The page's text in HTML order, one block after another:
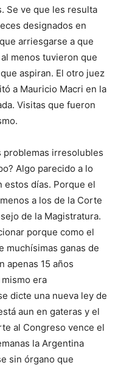
Se ve que les resulta
designados en
arriesgarse a que
menos tuvieron que
aspiran. El otro juez
a Mauricio Macri en la
Visitas que fueron
problemas irresolubles
Algo parecido a lo
estos días. Porque el
a los de la Corte
de la Magistratura.
porque como el
muchísimas ganas de
apenas 15 años
era
dicte una nueva ley de
aun en gateras y el
al Congreso vence el
la Argentina
sin órgano que